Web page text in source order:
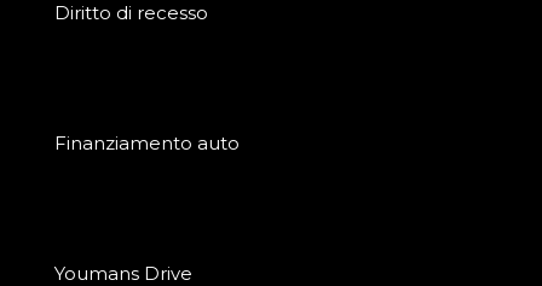
Diritto di recesso
Finanziamento auto
Youmans Drive